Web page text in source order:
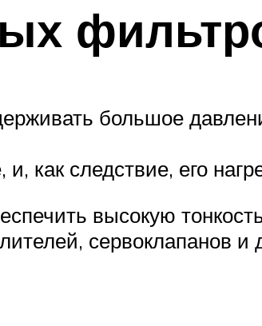
большое
как следствие, его
высокую
сервоклапанов и